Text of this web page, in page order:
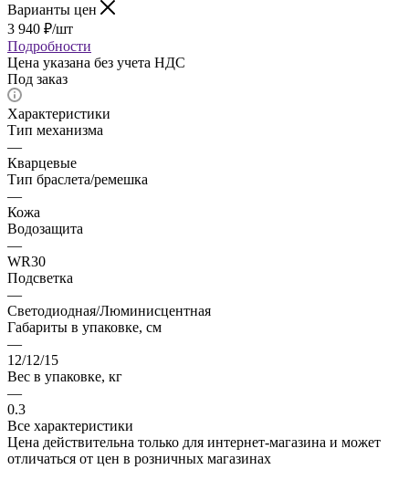
Варианты цен
3 940 ₽/шт
Подробности
Цена указана без учета НДС
Под заказ
Характеристики
Тип механизма
—
Кварцевые
Тип браслета/ремешка
—
Кожа
Водозащита
—
WR30
Подсветка
—
Светодиодная/Люминисцентная
Габариты в упаковке, см
—
12/12/15
Вес в упаковке, кг
—
0.3
Все характеристики
Цена действительна только для интернет-магазина и может
отличаться от цен в розничных магазинах